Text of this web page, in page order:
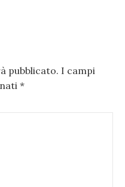
pubblicato. I campi
*